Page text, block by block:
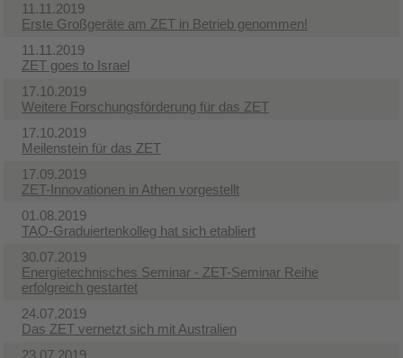
11.11.2019
Erste Großgeräte am ZET in Betrieb genommen!
11.11.2019
ZET goes to Israel
17.10.2019
Weitere Forschungsförderung für das ZET
17.10.2019
Meilenstein für das ZET
17.09.2019
ZET-Innovationen in Athen vorgestellt
01.08.2019
TAO-Graduiertenkolleg hat sich etabliert
30.07.2019
Energietechnisches Seminar - ZET-Seminar Reihe
erfolgreich gestartet
24.07.2019
Das ZET vernetzt sich mit Australien
23.07.2019